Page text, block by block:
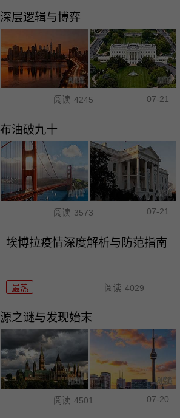
层逻辑与博弈
阅读 4245 07-21
油破九十
阅读 3573 07-21
埃博拉疫情深度解析与防范指南
最热 阅读 4029
之谜与发现始末
阅读 4501 07-20